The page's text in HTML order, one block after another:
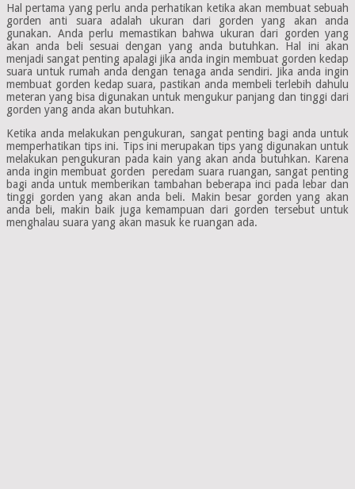
Hal pertama yang perlu anda perhatikan ketika akan membuat sebuah
gorden anti suara adalah ukuran dari gorden yang akan anda
gunakan. Anda perlu memastikan bahwa ukuran dari gorden yang
akan anda beli sesuai dengan yang anda butuhkan. Hal ini akan
menjadi sangat penting apalagi jika anda ingin membuat gorden kedap
suara untuk rumah anda dengan tenaga anda sendiri. Jika anda ingin
membuat gorden kedap suara, pastikan anda membeli terlebih dahulu
meteran yang bisa digunakan untuk mengukur panjang dan tinggi dari
gorden yang anda akan butuhkan.
Ketika anda melakukan pengukuran, sangat penting bagi anda untuk
memperhatikan tips ini. Tips ini merupakan tips yang digunakan untuk
melakukan pengukuran pada kain yang akan anda butuhkan. Karena
anda ingin membuat gorden peredam suara ruangan, sangat penting
bagi anda untuk memberikan tambahan beberapa inci pada lebar dan
tinggi gorden yang akan anda beli. Makin besar gorden yang akan
anda beli, makin baik juga kemampuan dari gorden tersebut untuk
menghalau suara yang akan masuk ke ruangan ada.